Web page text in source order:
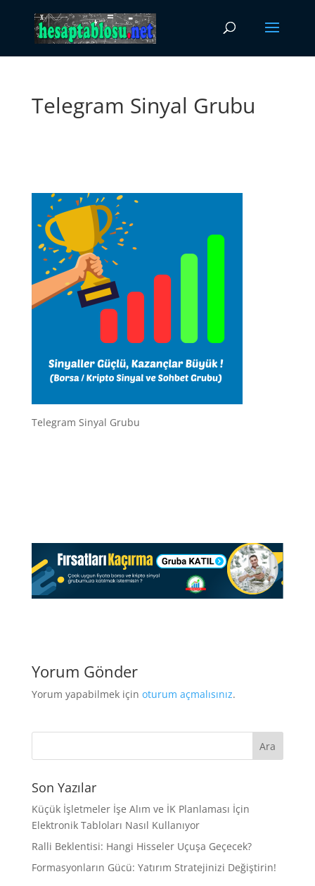
Telegram Sinyal Grubu
Telegram Sinyal Grubu
Yorum Gönder
Yorum yapabilmek için oturum açmalısınız.
Son Yazılar
Küçük İşletmeler İşe Alım ve İK Planlaması İçin
Elektronik Tabloları Nasıl Kullanıyor
Ralli Beklentisi: Hangi Hisseler Uçuşa Geçecek?
Formasyonların Gücü: Yatırım Stratejinizi Değiştirin!